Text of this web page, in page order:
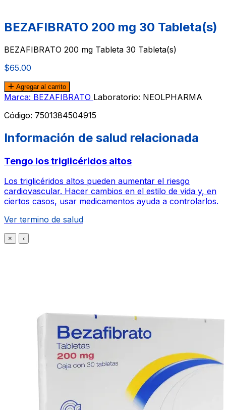
BEZAFIBRATO 200 mg 30 Tableta(s)
BEZAFIBRATO 200 mg Tableta 30 Tableta(s)
$65.00
Agregar al carrito
Marca: BEZAFIBRATO Laboratorio: NEOLPHARMA
Código: 7501384504915
Información de salud relacionada
Tengo los triglicéridos altos
Los triglicéridos altos pueden aumentar el riesgo
cardiovascular. Hacer cambios en el estilo de vida y, en
ciertos casos, usar medicamentos ayuda a controlarlos.
Ver termino de salud
× ‹